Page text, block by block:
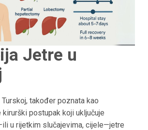
Jetre u
također poznata kao
kirurški postupak koji uključuje
u rijetkim slučajevima, cijele—jetre